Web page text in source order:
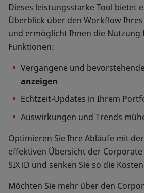
Dieses leistungsstarke Tool bietet
Überblick über den Workflow
und ermöglicht Ihnen die Nutzung
Funktionen:
Vergangene und
anzeigen
Echtzeit-Updates in Ihrem
Auswirkungen und Trends
Optimieren Sie Ihre Abläufe mit
effektiven Übersicht der
SIX iD und senken Sie so die
Möchten Sie mehr über den